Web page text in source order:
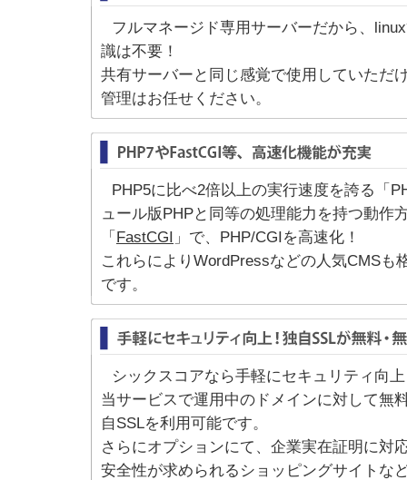
フルマネージド専用サーバーだから、
識は不要！
共有サーバーと同じ感覚で使用していただ
管理はお任せください。
PHP5に比べ2倍以上の実行速度を誇る「
ュール版PHPと同等の処理能力を持つ動作
「 FastCGI 」で、PHP/CGIを高速化！
これらによりWordPressなどの人気CMSも
です。
シックスコアなら手軽にセキュリティ向
当サービスで運用中のドメインに対して無
自SSLを利用可能です。
さらにオプションにて、企業実在証明に対
安全性が求められるショッピングサイトな